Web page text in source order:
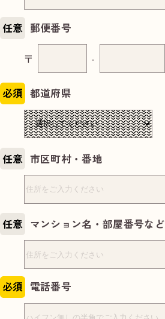
任意 郵便番号
〒 -
必須 都道府県
任意 市区町村・番地
任意 マンション名・部屋番号など
必須 電話番号